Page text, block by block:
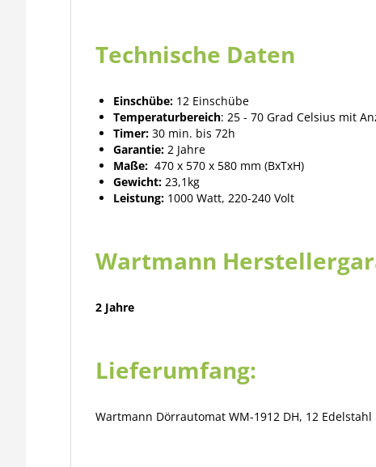
Technische Daten
Einschübe: 12 Einschübe
Temperaturbereich: 25 - 70 Grad Celsius mit
Timer: 30 min. bis 72h
Garantie: 2 Jahre
Maße: 470 x 570 x 580 mm (BxTxH)
Gewicht: 23,1kg
Leistung: 1000 Watt, 220-240 Volt
Wartmann
2 Jahre
Lieferumfang:
Wartmann Dörrautomat WM-1912 DH, 12